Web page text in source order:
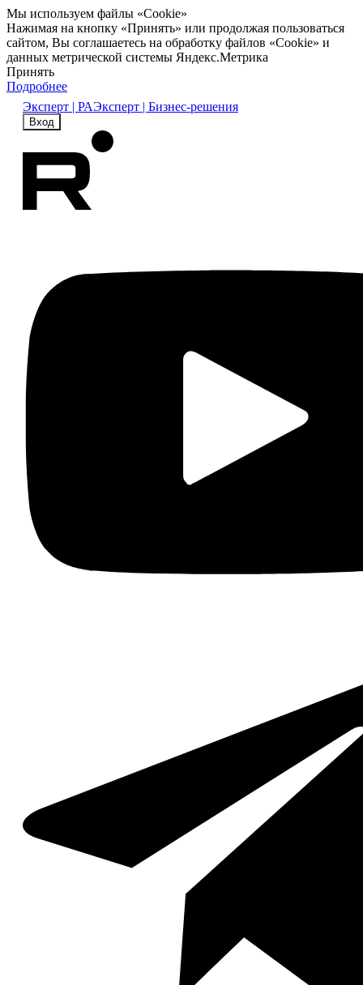
Мы используем файлы «Cookie»
Нажимая на кнопку «Принять» или продолжая пользоваться
сайтом, Вы соглашаетесь на обработку файлов «Cookie» и
данных метрической системы Яндекс.Метрика
Принять
Подробнее
Эксперт | РАЭксперт | Бизнес-решения
Вход